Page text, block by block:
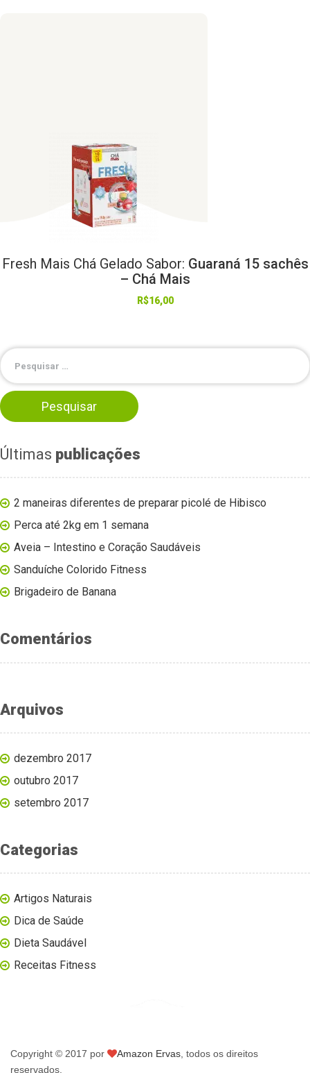
Fresh Mais Chá Gelado Sabor: Guaraná 15 sachês
– Chá Mais
R$16,00
Últimas publicações
2 maneiras diferentes de preparar picolé de Hibisco
Perca até 2kg em 1 semana
Aveia – Intestino e Coração Saudáveis
Sanduíche Colorido Fitness
Brigadeiro de Banana
Comentários
Arquivos
dezembro 2017
outubro 2017
setembro 2017
Categorias
Artigos Naturais
Dica de Saúde
Dieta Saudável
Receitas Fitness
Copyright © 2017 por Amazon Ervas , todos os direitos
reservados.